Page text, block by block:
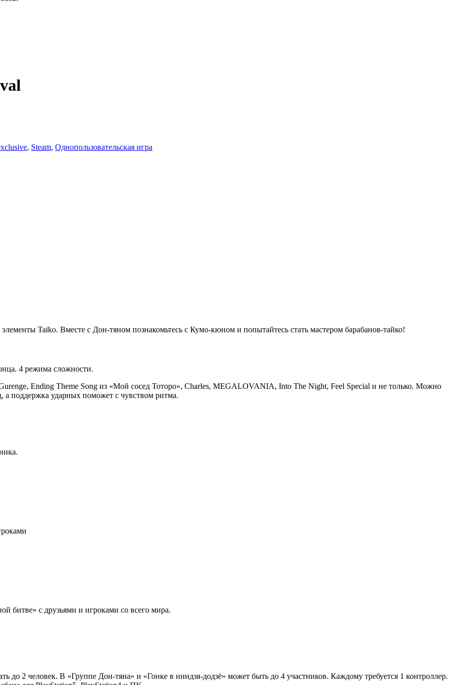
, Steam, Однопользовательская игра
Taiko. Вместе с Дон-тяном познакомьтесь с Кумо-кюном и попытайтесь стать мастером барабанов-тайко!
4 режима сложности.
Ending Theme Song из «Мой сосед Тоторо», Charles, MEGALOVANIA, Into The Night, Feel Special и не только. Можно
а поддержка ударных поможет с чувством ритма.
битве» с друзьями и игроками со всего мира.
до 2 человек. В «Группе Дон-тяна» и «Гонке в ниндзя-додзё» может быть до 4 участников. Каждому требуется 1 контроллер.